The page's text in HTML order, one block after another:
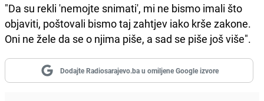
"Da su rekli 'nemojte snimati', mi ne bismo imali što
objaviti, poštovali bismo taj zahtjev iako krše zakone.
Oni ne žele da se o njima piše, a sad se piše još više".
Dodajte Radiosarajevo.ba u omiljene Google izvore